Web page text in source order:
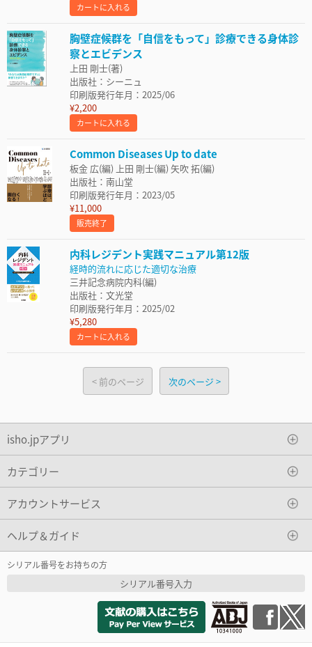
カートに入れる
胸壁症候群を「自信をもって」診療できる身体診
察とエビデンス
上田 剛士(著)
出版社：シーニュ
印刷版発行年月：2025/06
¥2,200
カートに入れる
Common Diseases Up to date
板金 広(編) 上田 剛士(編) 矢吹 拓(編)
出版社：南山堂
印刷版発行年月：2023/05
¥11,000
販売終了
内科レジデント実践マニュアル第12版
経時的流れに応じた適切な治療
三井記念病院内科(編)
出版社：文光堂
印刷版発行年月：2025/02
¥5,280
カートに入れる
前のページ 次のページ
isho.jpアプリ
カテゴリー
アカウントサービス
ヘルプ＆ガイド
シリアル番号をお持ちの方
シリアル番号入力